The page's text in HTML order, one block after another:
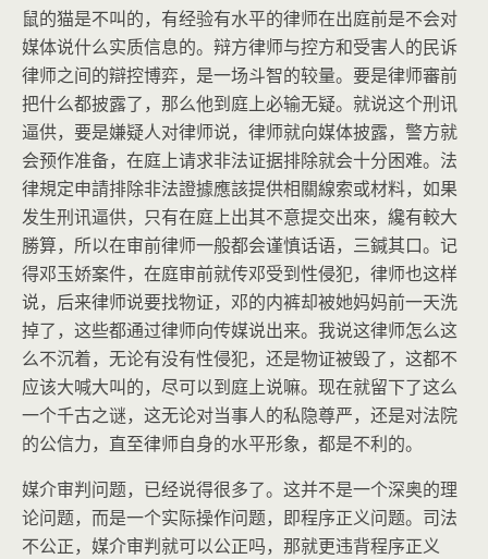
鼠的猫是不叫的，有经验有水平的律师在出庭前是不会对
媒体说什么实质信息的。辩方律师与控方和受害人的民诉
律师之间的辯控博弈，是一场斗智的较量。要是律师審前
把什么都披露了，那么他到庭上必输无疑。就说这个刑讯
逼供，要是嫌疑人对律师说，律师就向媒体披露，警方就
会预作准备，在庭上请求非法证据排除就会十分困难。法
律規定申請排除非法證據應該提供相關線索或材料，如果
发生刑讯逼供，只有在庭上出其不意提交出來，纔有較大
勝算，所以在审前律师一般都会谨慎话语，三鍼其口。记
得邓玉娇案件，在庭审前就传邓受到性侵犯，律师也这样
说，后来律师说要找物证，邓的内裤却被她妈妈前一天洗
掉了，这些都通过律师向传媒说出来。我说这律师怎么这
么不沉着，无论有没有性侵犯，还是物证被毁了，这都不
应该大喊大叫的，尽可以到庭上说嘛。现在就留下了这么
一个千古之谜，这无论对当事人的私隐尊严，还是对法院
的公信力，直至律师自身的水平形象，都是不利的。
媒介审判问题，已经说得很多了。这并不是一个深奥的理
论问题，而是一个实际操作问题，即程序正义问题。司法
不公正，媒介审判就可以公正吗，那就更违背程序正义